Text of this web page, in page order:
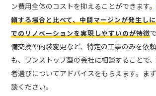
ン費用全体のコストを抑えることができます
頼する場合と比べて、中間マージンが発生し
でのリノベーションを実現しやすいのが特徴
備交換や内装変更など、特定の工事のみを依
も、ワンストップ型の会社に相談することで
者選びについてアドバイスをもらえます。ま
談ください。